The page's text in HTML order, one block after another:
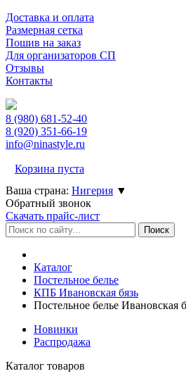
Доставка и оплата
Размерная сетка
Пошив на заказ
Для организаторов СП
Отзывы
Контакты
8 (980) 681-52-40
8 (920) 351-66-19
info@ninastyle.ru
Корзина пуста
Ваша страна: Нигерия ▼
Обратный звонок
Скачать прайс-лист
Каталог
Постельное белье
КПБ Ивановская бязь
Постельное белье
Новинки
Распродажа
Каталог товаров